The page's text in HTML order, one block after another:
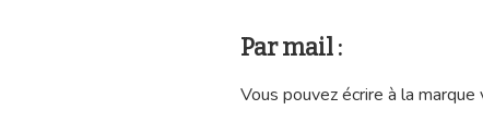
Par mail :
Vous pouvez écrire à la marque